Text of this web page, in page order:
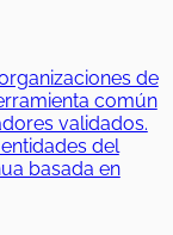
de
común
validados.
del
basada en